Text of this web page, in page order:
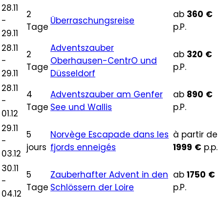
28.11
-
29.11
2
Tage
Überraschungsreise
ab 360 €
p.P.
28.11
-
29.11
2
Tage
Adventszauber
Oberhausen-CentrO und
Düsseldorf
ab 320 €
p.P.
28.11
-
01.12
4
Tage
Adventszauber am Genfer
See und Wallis
ab 890 €
p.P.
29.11
-
03.12
5
jours
Norvège Escapade dans les
fjords enneigés
à partir de
1999 € p.p.
30.11
-
04.12
5
Tage
Zauberhafter Advent in den
Schlössern der Loire
ab 1750 €
p.P.